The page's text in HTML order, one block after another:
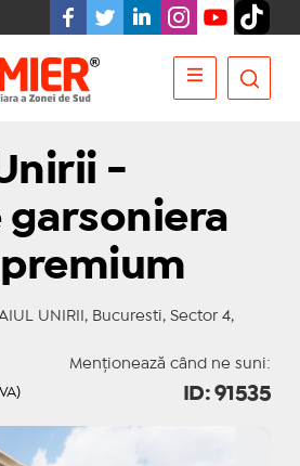
-
garsoniera
UNIRII, Bucuresti, Sector 4,
Menționează când ne suni:
ID: 91535